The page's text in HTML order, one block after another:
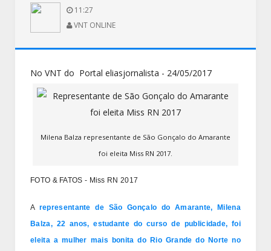
11:27
VNT ONLINE
No VNT do Portal eliasjornalista - 24/05/2017
Milena Balza representante de São Gonçalo do Amarante
foi eleita Miss RN 2017.
FOTO & FATOS - Miss RN 2017
A representante de São Gonçalo do Amarante, Milena
Balza, 22 anos, estudante do curso de publicidade, foi
eleita a mulher mais bonita do Rio Grande do Norte no